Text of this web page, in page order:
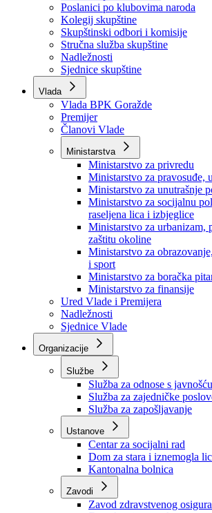
Skupština BPK Goražde
Rukovodstvo
Poslanici po strankama
Poslanici po klubovima naroda
Kolegij skupštine
Skupštinski odbori i komisije
Stručna služba skupštine
Nadležnosti
Sjednice skupštine
Vlada
Vlada BPK Goražde
Premijer
Članovi Vlade
Ministarstva
Ministarstvo za privredu
Ministarstvo za pravosuđe,
Ministarstvo za unutrašnje
Ministarstvo za socijalnu
raseljena lica i izbjeglice
Ministarstvo za urbanizam,
zaštitu okoline
Ministarstvo za
i sport
Ministarstvo za boračka
Ministarstvo za finansije
Ured Vlade i Premijera
Nadležnosti
Sjednice Vlade
Organizacije
Službe
Služba za odnose s javnošću
Služba za zajedničke poslove
Služba za zapošljavanje
Ustanove
Centar za socijalni rad
Dom za stara i iznemogla lica
Kantonalna bolnica